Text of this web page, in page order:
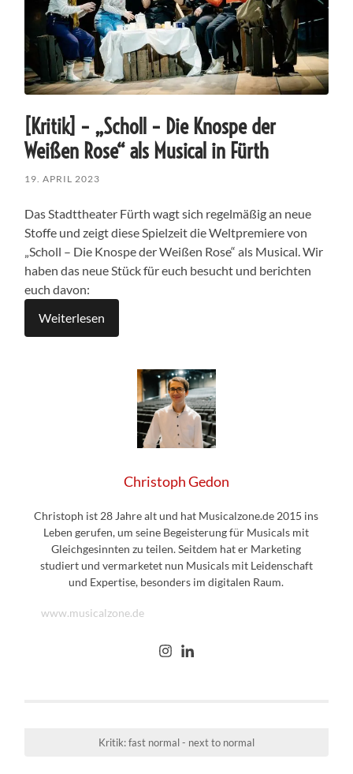
[Kritik] – „Scholl – Die Knospe der
Weißen Rose“ als Musical in Fürth
19. APRIL 2023
Das Stadttheater Fürth wagt sich regelmäßig an neue
Stoffe und zeigt diese Spielzeit die Weltpremiere von
„Scholl – Die Knospe der Weißen Rose“ als Musical.Wir
haben das neue Stück für euch besucht und berichten
euch davon:
Weiterlesen
Christoph Gedon
Christoph ist 28 Jahre alt und hat Musicalzone.de 2015 ins
Leben gerufen, um seine Begeisterung für Musicals mit
Gleichgesinnten zu teilen. Seitdem hat er Marketing
studiert und vermarketet nun Musicals mit Leidenschaft
und Expertise, besonders im digitalen Raum.
www.musicalzone.de
Kritik: fast normal - next to normal